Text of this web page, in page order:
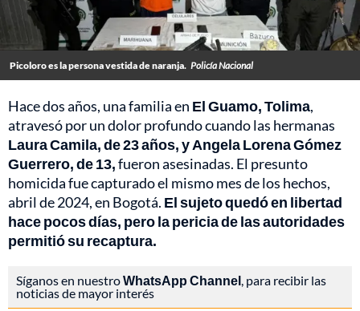
Picoloro es la persona vestida de naranja. Policía Nacional
Hace dos años, una familia en El Guamo, Tolima,
atravesó por un dolor profundo cuando las hermanas
Laura Camila, de 23 años, y Angela Lorena Gómez
Guerrero, de 13,fueron asesinadas. El presunto
homicida fue capturado el mismo mes de los hechos,
abril de 2024, en Bogotá. El sujeto quedó en libertad
hace pocos días, pero la pericia de las autoridades
permitió su recaptura.
Síganos en nuestroWhatsApp Channel, para recibir las
noticias de mayor interés